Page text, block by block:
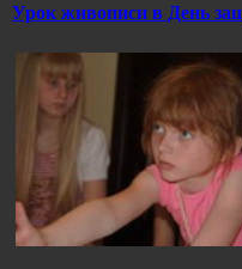
Урок живописи в День